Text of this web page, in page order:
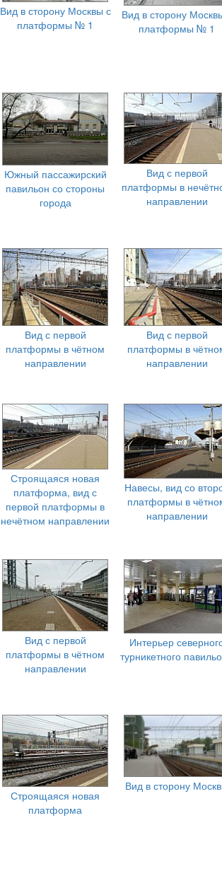
Вид в сторону Москвы с
платформы № 1
Вид в сторону
платформы № 1
Южный пассажирский
павильон со стороны
города
Вид с первой
платформы в
направлении
Вид с первой
платформы в чётном
направлении
Вид с первой
платформы в
направлении
Строящаяся новая
платформа, вид с
первой платформы в
нечётном направлении
Навесы, вид со
платформы в
направлении
Вид с первой
платформы в чётном
направлении
Интерьер
турникетного
Строящаяся новая
платформа
Вид в сторону